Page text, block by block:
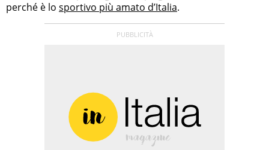
perché è lo sportivo più amato d’Italia.